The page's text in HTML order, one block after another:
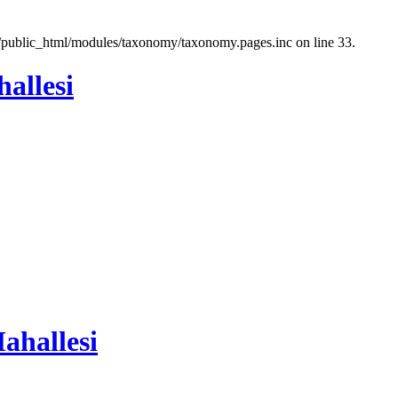
modules/taxonomy/taxonomy.pages.inc on line 33.